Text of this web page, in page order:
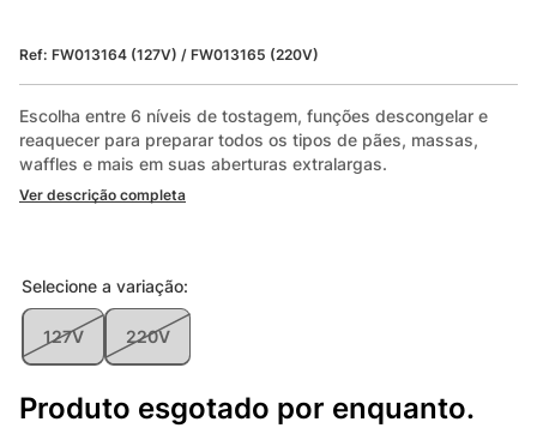
Ref: FW013164 (127V) / FW013165 (220V)
Escolha entre 6 níveis de tostagem, funções descongelar e
reaquecer para preparar todos os tipos de pães, massas,
waffles e mais em suas aberturas extralargas.
Ver descrição completa
Selecione a variação:
127V 220V
Produto esgotado por enquanto.